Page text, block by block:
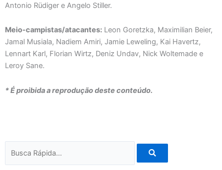
Antonio Rüdiger e Angelo Stiller.
Meio-campistas/atacantes: Leon Goretzka, Maximilian Beier,
Jamal Musiala, Nadiem Amiri, Jamie Leweling, Kai Havertz,
Lennart Karl, Florian Wirtz, Deniz Undav, Nick Woltemade e
Leroy Sane.
* É proibida a reprodução deste conteúdo.